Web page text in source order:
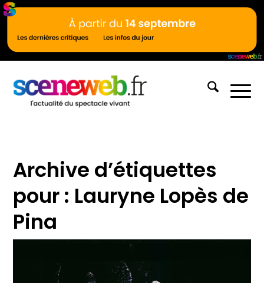
Archive d’étiquettes
pour : Lauryne Lopès de
Pina